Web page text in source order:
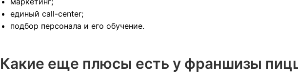
единый call-center;
подбор персонала и его обучение.
Какие еще плюсы есть у франшизы